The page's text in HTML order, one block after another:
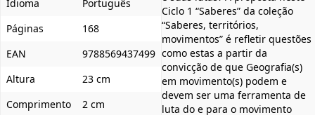
Idioma
Português
Páginas
168
EAN
9788569437499
Altura
23 cm
Comprimento
2 cm
Ciclo 1 “Saberes” da coleção
“Saberes, territórios,
movimentos” é refletir questões
como estas a partir da
convicção de que Geografia(s)
em movimento(s) podem e
devem ser uma ferramenta de
luta do e para o movimento